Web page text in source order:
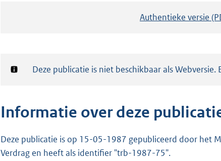
Authentieke versie
Notificatie:
Deze publicatie is niet beschikbaar als Webversie.
Informatie over deze
Deze publicatie is op 15-05-1987 gepubliceerd door het
Verdrag en heeft als identifier "trb-1987-75".